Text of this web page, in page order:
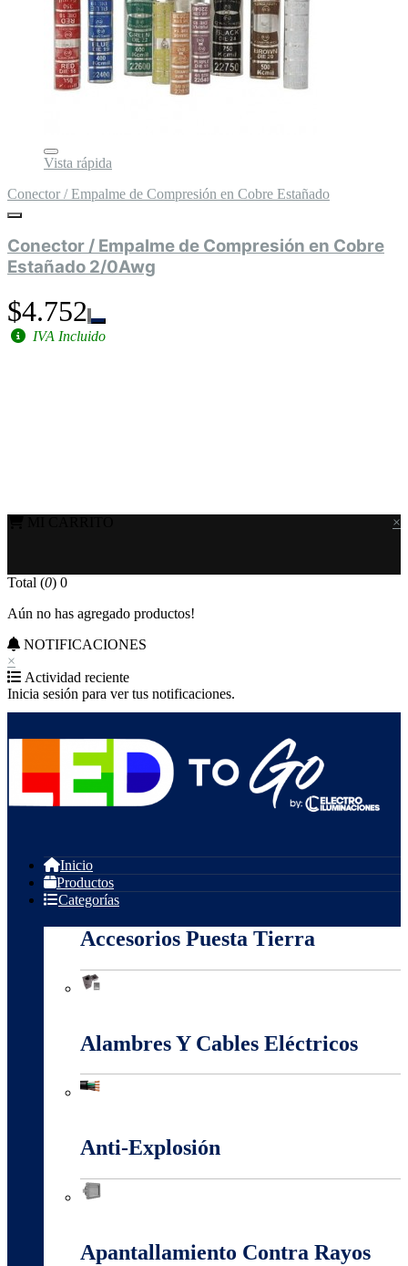
Vista rápida
Conector / Empalme de Compresión en Cobre Estañado
Conector / Empalme de Compresión en Cobre
Estañado 2/0Awg
$4.752
IVA Incluido
×
Total (0) 0
Aún no has agregado productos!
NOTIFICACIONES
×
Actividad reciente
Inicia sesión para ver tus notificaciones.
Inicio
Productos
Categorías
Accesorios Puesta Tierra
Alambres Y Cables Eléctricos
Anti-Explosión
Apantallamiento Contra Rayos